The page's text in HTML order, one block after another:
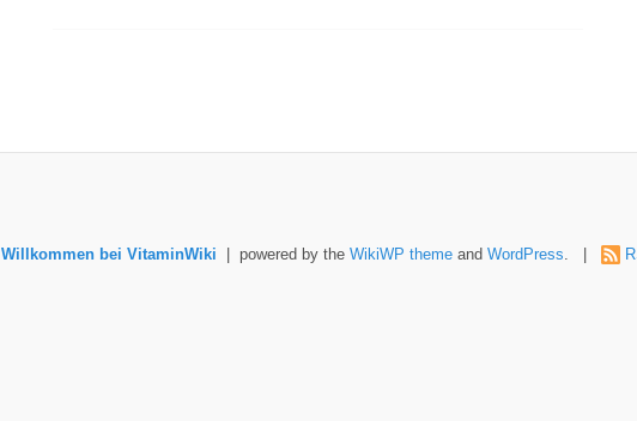
Willkommen bei VitaminWiki | powered by the WikiWP themeand WordPress